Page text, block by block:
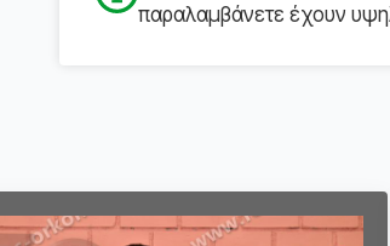
παραλαμβάνετε έχουν